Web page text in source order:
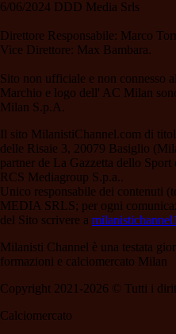
6/06/2024 DDD Media Srls
Direttore Responsabile: Marco
Vice Direttore: Max Bambara.
Sito non ufficiale e non connesso
Marchio e logo dell' AC Milan
Milan S.p.A.
Il sito MilanistiChannel.com di
delle Risaie 3, 20079 Basiglio
partner de La Gazzetta dello
RCS Mediagroup S.p.a..
Unico responsabile dei contenuti
MEDIA SRLS; per ogni
del Sito scrivere a
Milanisti Channel è una testata
formazioni e calciomercato Milan
Copyright 2021-2026 © Tutti i
Calciomercato